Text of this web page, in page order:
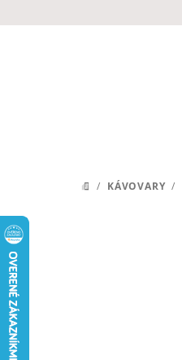
na
DOMOV
/ KÁVOVARY /